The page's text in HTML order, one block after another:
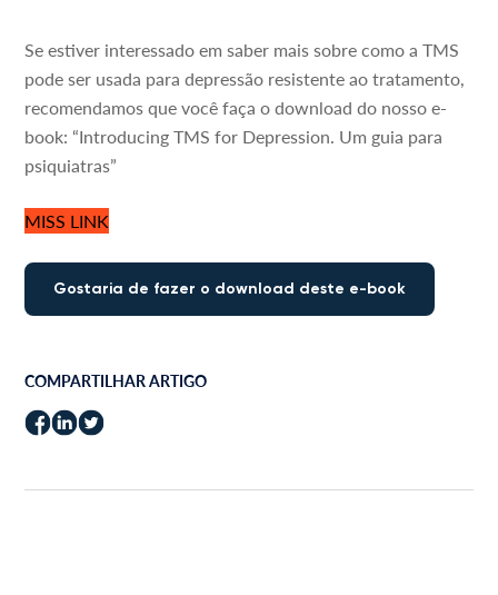
Se estiver interessado em saber mais sobre como a TMS
pode ser usada para depressão resistente ao tratamento,
recomendamos que você faça o download do nosso e-
book: “Introducing TMS for Depression. Um guia para
psiquiatras”
MISS LINK
Gostaria de fazer o download deste e-book
COMPARTILHAR ARTIGO